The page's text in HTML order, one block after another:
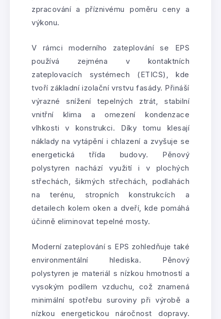
zpracování a příznivému poměru ceny a
výkonu.
V rámci moderního zateplování se EPS
používá zejména v kontaktních
zateplovacích systémech (ETICS), kde
tvoří základní izolační vrstvu fasády. Přináší
výrazné snížení tepelných ztrát, stabilní
vnitřní klima a omezení kondenzace
vlhkosti v konstrukci. Díky tomu klesají
náklady na vytápění i chlazení a zvyšuje se
energetická třída budovy. Pěnový
polystyren nachází využití i v plochých
střechách, šikmých střechách, podlahách
na terénu, stropních konstrukcích a
detailech kolem oken a dveří, kde pomáhá
účinně eliminovat tepelné mosty.
Moderní zateplování s EPS zohledňuje také
environmentální hlediska. Pěnový
polystyren je materiál s nízkou hmotností a
vysokým podílem vzduchu, což znamená
minimální spotřebu suroviny při výrobě a
nízkou energetickou náročnost dopravy.